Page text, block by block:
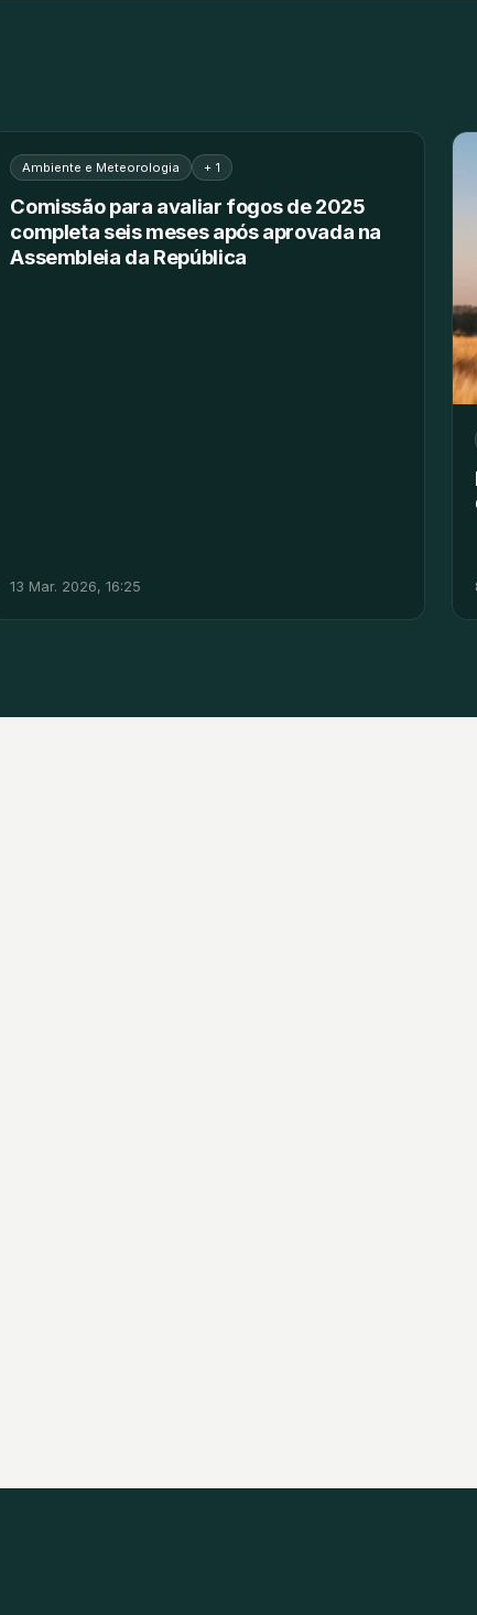
Ambiente e Meteorologia + 1
Comissão para avaliar fogos de 2025
completa seis meses após aprovada na
Assembleia da República
13 Mar. 2026, 16:25